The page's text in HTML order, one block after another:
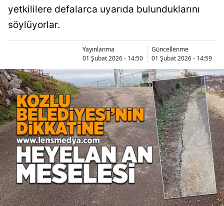
yetkililere defalarca uyarıda bulunduklarını
söylüyorlar.
Yayınlanma
01 Şubat 2026 - 14:50
Güncellenme
01 Şubat 2026 - 14:59